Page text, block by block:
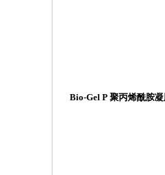
Bio-Gel P 聚丙烯酰胺